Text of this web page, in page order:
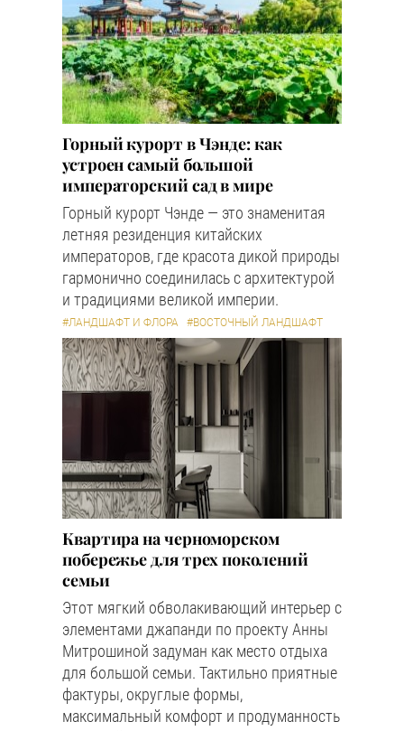
Горный курорт в Чэнде: как
устроен самый большой
императорский сад в мире
Горный курорт Чэнде — это знаменитая
летняя резиденция китайских
императоров, где красота дикой природы
гармонично соединилась с архитектурой
и традициями великой империи.
#ЛАНДШАФТ И ФЛОРА #ВОСТОЧНЫЙ ЛАНДШАФТ
Квартира на черноморском
побережье для трех поколений
семьи
Этот мягкий обволакивающий интерьер с
элементами джапанди по проекту Анны
Митрошиной задуман как место отдыха
для большой семьи. Тактильно приятные
фактуры, округлые формы,
максимальный комфорт и продуманность